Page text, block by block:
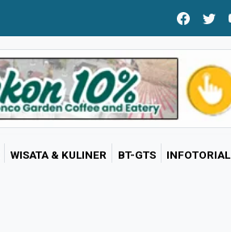
WISATA & KULINER BT-GTS INFOTORIAL